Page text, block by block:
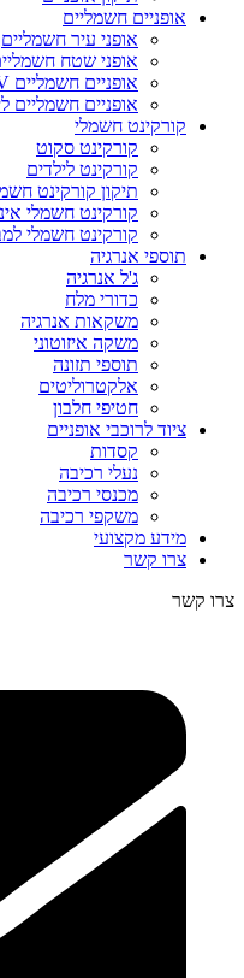
אופניים חשמליים
אופני עיר חשמליים
אופני שטח
אופניים חשמליים 48V
אופניים חשמליים
קורקינט חשמלי
קורקינט סקוט
קורקינט לילדים
תיקון קורקינט
קורקינט חשמלי
קורקינט חשמלי
תוספי אנרגיה
ג'ל אנרגיה
כדורי מלח
משקאות אנרגיה
משקה איזוטוני
תוספי תזונה
אלקטרוליטים
חטיפי חלבון
ציוד לרוכבי אופניים
קסדות
נעלי רכיבה
מכנסי רכיבה
משקפי רכיבה
מידע מקצועי
צרו קשר
צרו קשר